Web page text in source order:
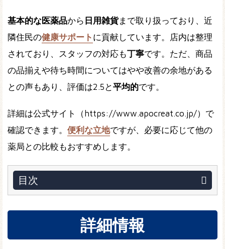
基本的な医薬品から 日用雑貨まで取り扱っており、近
隣住民の健康サポート に貢献しています。店内は整理
されており、スタッフの対応も丁寧です。ただ、商品
の品揃えや待ち時間についてはやや改善の余地がある
との声もあり、評価は2.5と平均的です。
詳細は公式サイト（https://www.apocreat.co.jp/）で
確認できます。 便利な立地ですが、必要に応じて他の
薬局との比較もおすすめします。
目次
詳細情報